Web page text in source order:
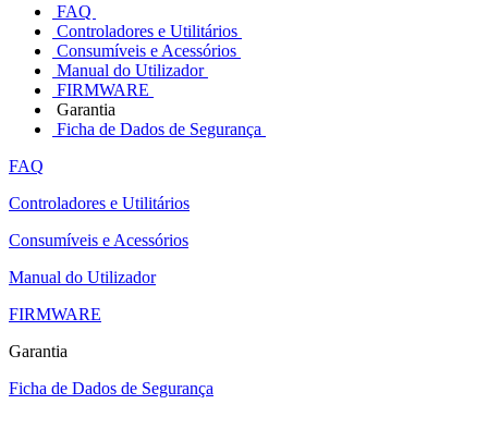
FAQ
Controladores e Utilitários
Consumíveis e Acessórios
Manual do Utilizador
FIRMWARE
Garantia
Ficha de Dados de Segurança
FAQ
Controladores e Utilitários
Consumíveis e Acessórios
Manual do Utilizador
FIRMWARE
Garantia
Ficha de Dados de Segurança